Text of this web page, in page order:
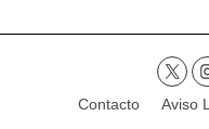
Contacto Aviso